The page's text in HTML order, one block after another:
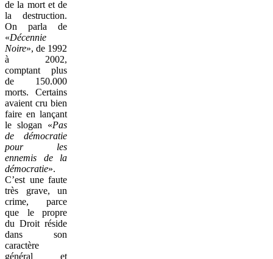
de la mort et de
la destruction.
On parla de
«Décennie
Noire», de 1992
à 2002,
comptant plus
de 150.000
morts. Certains
avaient cru bien
faire en lançant
le slogan «Pas
de démocratie
pour les
ennemis de la
démocratie».
C’est une faute
très grave, un
crime, parce
que le propre
du Droit réside
dans son
caractère
général et